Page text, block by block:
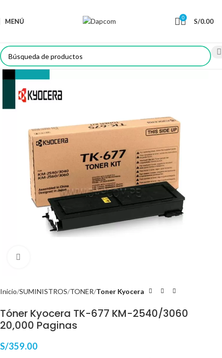
MENÚ 0 S/0.00
Inicio SUMINISTROS TONER Toner Kyocera
Tóner Kyocera TK-677 KM-2540/3060
20,000 Paginas
S/359.00